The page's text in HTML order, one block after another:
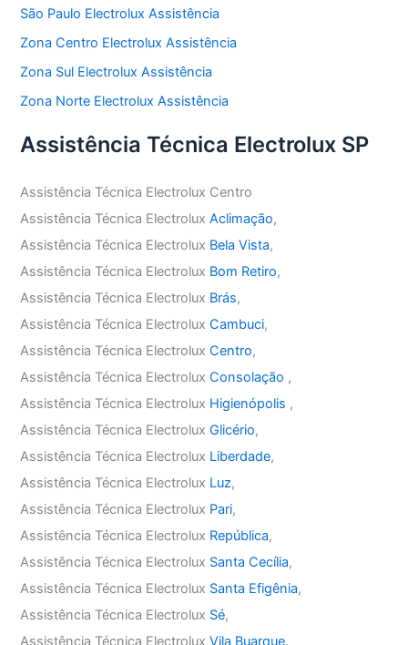
São Paulo Electrolux Assistência
Zona Centro Electrolux Assistência
Zona Sul Electrolux Assistência
Zona Norte Electrolux Assistência
Assistência Técnica Electrolux SP
Assistência Técnica Electrolux Centro
Assistência Técnica ElectroluxAclimação,
Assistência Técnica Electrolux Bela Vista,
Assistência Técnica Electrolux Bom Retiro,
Assistência Técnica Electrolux Brás,
Assistência Técnica ElectroluxCambuci,
Assistência Técnica ElectroluxCentro,
Assistência Técnica ElectroluxConsolação ,
Assistência Técnica Electrolux Higienópolis ,
Assistência Técnica ElectroluxGlicério,
Assistência Técnica Electrolux Liberdade,
Assistência Técnica Electrolux Luz,
Assistência Técnica Electrolux Pari,
Assistência Técnica Electrolux República,
Assistência Técnica Electrolux Santa Cecília,
Assistência Técnica Electrolux Santa Efigênia,
Assistência Técnica Electrolux Sé,
Assistência Técnica ElectroluxVila Buarque,